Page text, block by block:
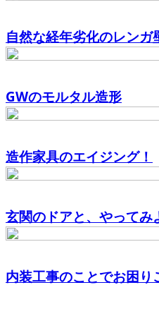
自然な経年劣化のレン
GWのモルタル造形
造作家具のエイジング！
玄関のドアと、やってみ
内装工事のことでお困り